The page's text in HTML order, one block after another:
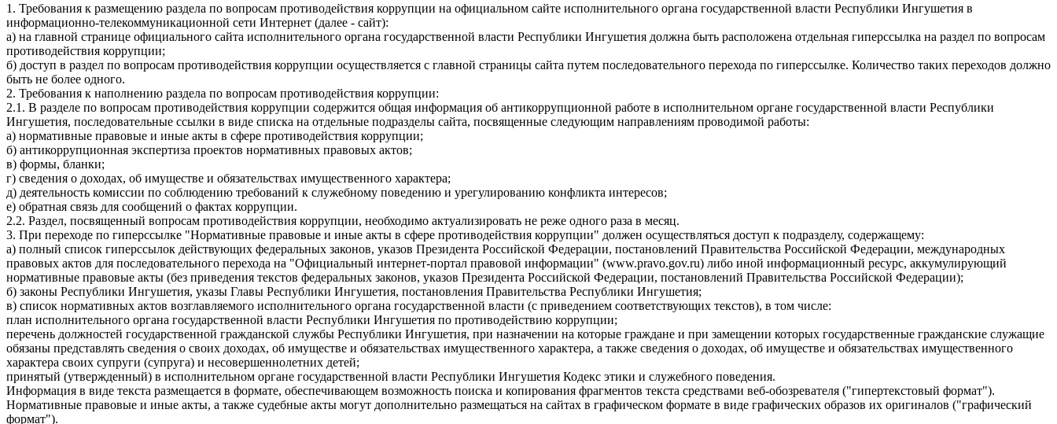
1. Требования к размещению раздела по вопросам противодействия коррупции на официальном сайте исполнительного органа государственной власти Республики Ингушетия в
информационно-телекоммуникационной сети Интернет (далее - сайт):
а) на главной странице официального сайта исполнительного органа государственной власти Республики Ингушетия должна быть расположена отдельная гиперссылка на раздел по вопросам
противодействия коррупции;
б) доступ в раздел по вопросам противодействия коррупции осуществляется с главной страницы сайта путем последовательного перехода по гиперссылке. Количество таких переходов должно
быть не более одного.
2. Требования к наполнению раздела по вопросам противодействия коррупции:
2.1. В разделе по вопросам противодействия коррупции содержится общая информация об антикоррупционной работе в исполнительном органе государственной власти Республики
Ингушетия, последовательные ссылки в виде списка на отдельные подразделы сайта, посвященные следующим направлениям проводимой работы:
а) нормативные правовые и иные акты в сфере противодействия коррупции;
б) антикоррупционная экспертиза проектов нормативных правовых актов;
в) формы, бланки;
г) сведения о доходах, об имуществе и обязательствах имущественного характера;
д) деятельность комиссии по соблюдению требований к служебному поведению и урегулированию конфликта интересов;
е) обратная связь для сообщений о фактах коррупции.
2.2. Раздел, посвященный вопросам противодействия коррупции, необходимо актуализировать не реже одного раза в месяц.
3. При переходе по гиперссылке "Нормативные правовые и иные акты в сфере противодействия коррупции" должен осуществляться доступ к подразделу, содержащему:
а) полный список гиперссылок действующих федеральных законов, указов Президента Российской Федерации, постановлений Правительства Российской Федерации, международных
правовых актов для последовательного перехода на "Официальный интернет-портал правовой информации" (www.pravo.gov.ru) либо иной информационный ресурс, аккумулирующий
нормативные правовые акты (без приведения текстов федеральных законов, указов Президента Российской Федерации, постановлений Правительства Российской Федерации);
б) законы Республики Ингушетия, указы Главы Республики Ингушетия, постановления Правительства Республики Ингушетия;
в) список нормативных актов возглавляемого исполнительного органа государственной власти (с приведением соответствующих текстов), в том числе:
план исполнительного органа государственной власти Республики Ингушетия по противодействию коррупции;
перечень должностей государственной гражданской службы Республики Ингушетия, при назначении на которые граждане и при замещении которых государственные гражданские служащие
обязаны представлять сведения о своих доходах, об имуществе и обязательствах имущественного характера, а также сведения о доходах, об имуществе и обязательствах имущественного
характера своих супруги (супруга) и несовершеннолетних детей;
принятый (утвержденный) в исполнительном органе государственной власти Республики Ингушетия Кодекс этики и служебного поведения.
Информация в виде текста размещается в формате, обеспечивающем возможность поиска и копирования фрагментов текста средствами веб-обозревателя ("гипертекстовый формат").
Нормативные правовые и иные акты, а также судебные акты могут дополнительно размещаться на сайтах в графическом формате в виде графических образов их оригиналов ("графический
формат").